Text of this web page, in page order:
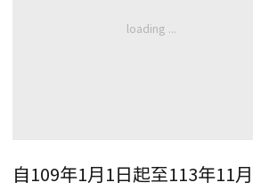
自109年1月1日起至113年11